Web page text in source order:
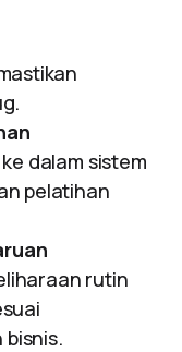
dalam sistem
pelatihan
rutin